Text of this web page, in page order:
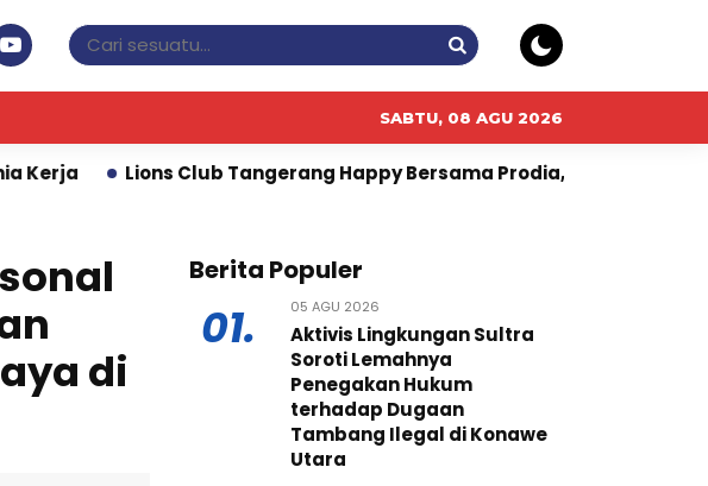
SABTU, 08 AGU 2026
Club Tangerang Happy Bersama Prodia, Curalis AI, dan Klinik Mata
di
Berita Populer
01. 05 AGU 2026
Aktivis Lingkungan Sultra
Soroti Lemahnya
Penegakan Hukum
terhadap Dugaan
Tambang Ilegal di Konawe
Utara